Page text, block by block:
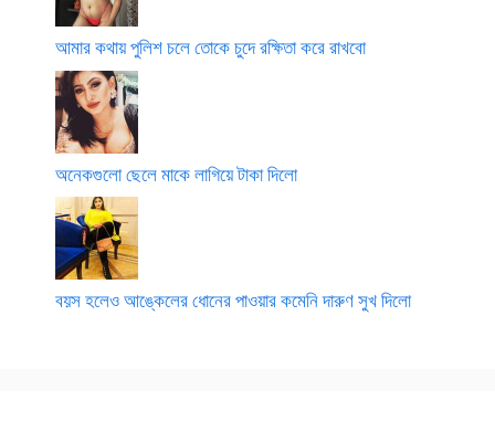
আমার কথায় পুলিশ চলে তোকে চুদে রক্ষিতা করে রাখবো
অনেকগুলো ছেলে মাকে লাগিয়ে টাকা দিলো
বয়স হলেও আঙ্কেলের ধোনের পাওয়ার কমেনি দারুণ সুখ দিলো